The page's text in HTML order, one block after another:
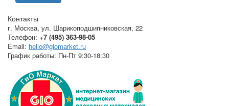
Контакты
г. Москва, ул. Шарикоподшипниковская, 22
Телефон: +7 (495) 363-98-05
Email: hello@giomarket.ru
График работы: Пн-Пт 9:30-18:30